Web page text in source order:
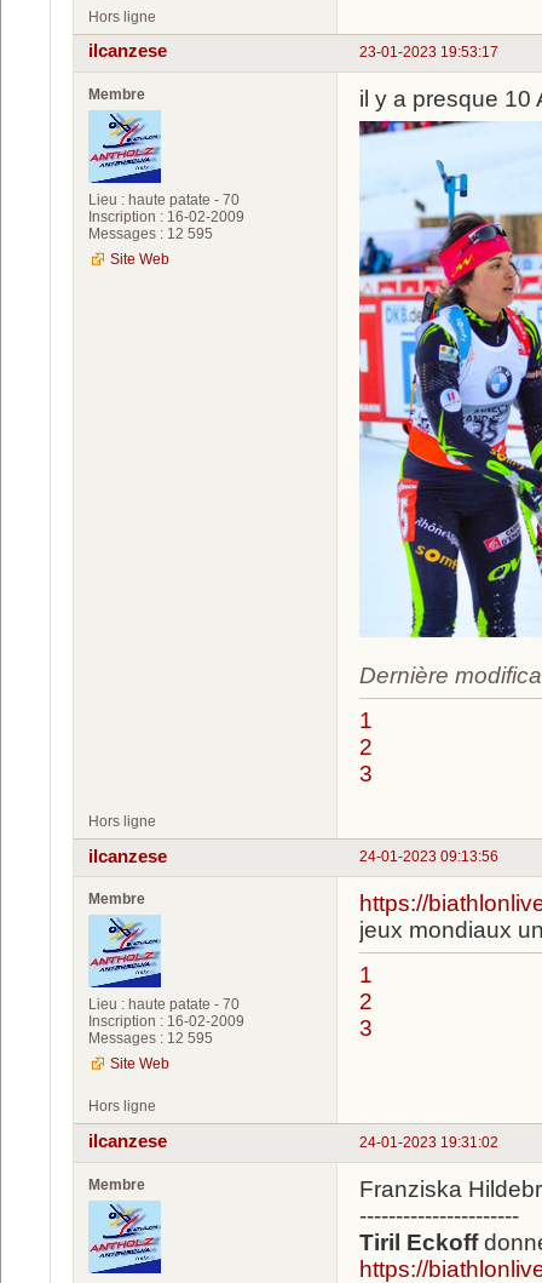
Hors ligne
23-01-2023 19:53:17
ilcanzese
Membre
Lieu : haute patate - 70
Inscription : 16-02-2009
Messages : 12 595
Site Web
il y a presque
Dernière
1
2
3
Hors ligne
24-01-2023 09:13:56
ilcanzese
Membre
Lieu : haute patate - 70
Inscription : 16-02-2009
Messages : 12 595
Site Web
https://
jeux mondiaux
1
2
3
Hors ligne
24-01-2023 19:31:02
ilcanzese
Membre
Franziska
----------------------
Tiril Eckoff
https://